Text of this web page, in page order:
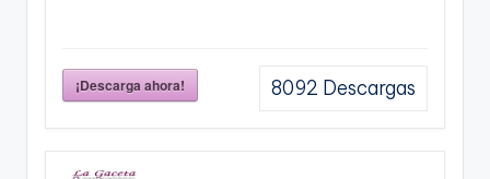
¡Descarga ahora! 8092 Descargas